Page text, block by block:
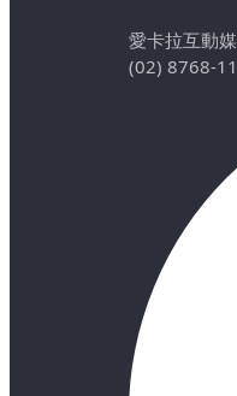
愛卡拉互動
(02) 8768-